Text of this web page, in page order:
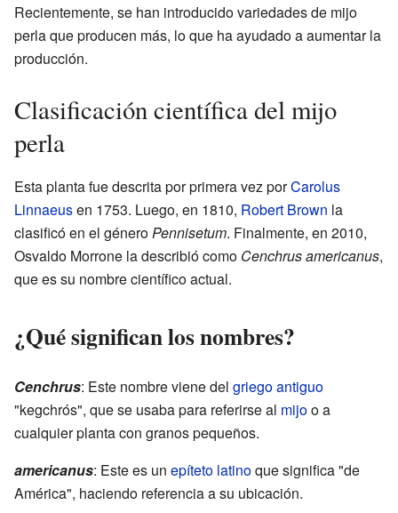
Recientemente, se han introducido variedades de mijo
perla que producen más, lo que ha ayudado a aumentar la
producción.
Clasificación científica del mijo
perla
Esta planta fue descrita por primera vez porCarolus
Linnaeusen 1753. Luego, en 1810, Robert Brown la
clasificó en el géneroPennisetum. Finalmente, en 2010,
Osvaldo Morrone la describió como Cenchrus americanus,
que es su nombre científico actual.
¿Qué significan los nombres?
Cenchrus: Este nombre viene del griego antiguo
"kegchrós", que se usaba para referirse al mijoo a
cualquier planta con granos pequeños.
americanus: Este es un epíteto latinoque significa "de
América", haciendo referencia a su ubicación.